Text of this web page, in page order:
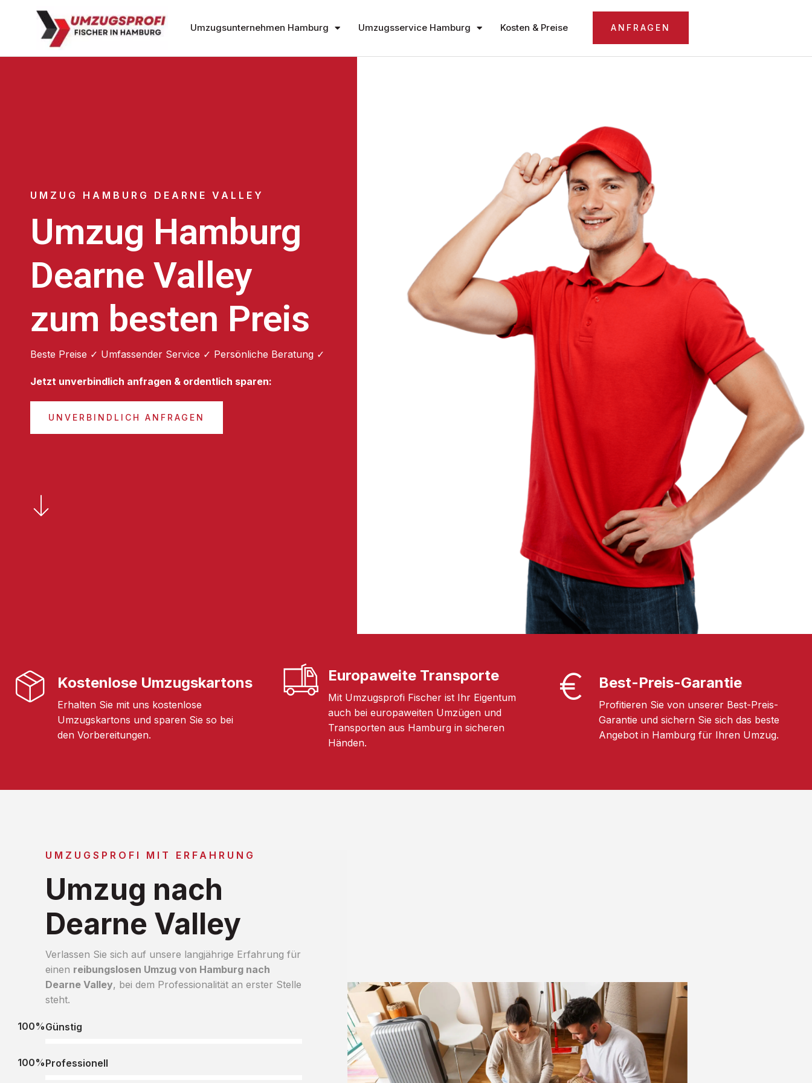
Umzugsunternehmen Hamburg Umzugsservice Hamburg Kosten & Preise ANFRAGEN
UMZUG HAMBURG DEARNE VALLEY
Umzug Hamburg
Dearne Valley
zum besten Preis
Beste Preise ✓ Umfassender Service ✓ Persönliche Beratung ✓
Jetzt unverbindlich anfragen & ordentlich sparen:
UNVERBINDLICH ANFRAGEN
Kostenlose Umzugskartons
Erhalten Sie mit uns kostenlose
Umzugskartons und sparen Sie so bei
den Vorbereitungen.
Europaweite Transporte
Mit Umzugsprofi Fischer ist Ihr Eigentum
auch bei europaweiten Umzügen und
Transporten aus Hamburg in sicheren
Händen.
Best-Preis-Garantie
Profitieren Sie von unserer Best-Preis-
Garantie und sichern Sie sich das beste
Angebot in Hamburg für Ihren Umzug.
UMZUGSPROFI MIT ERFAHRUNG
Umzug nach
Dearne Valley
Verlassen Sie sich auf unsere langjährige Erfahrung für
einen reibungslosen Umzug von Hamburg nach
Dearne Valley, bei dem Professionalität an erster Stelle
steht.
Günstig
100%
Professionell
100%